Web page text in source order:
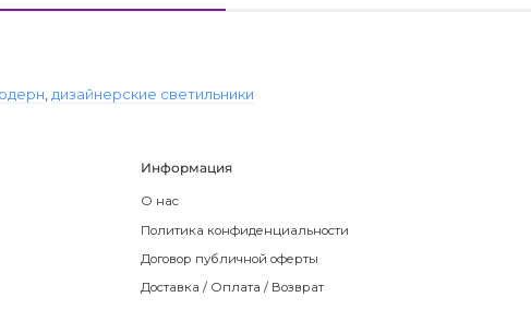
дизайнерские светильники
Информация
О нас
Политика конфиденциальности
Договор публичной оферты
Доставка / Оплата / Возврат